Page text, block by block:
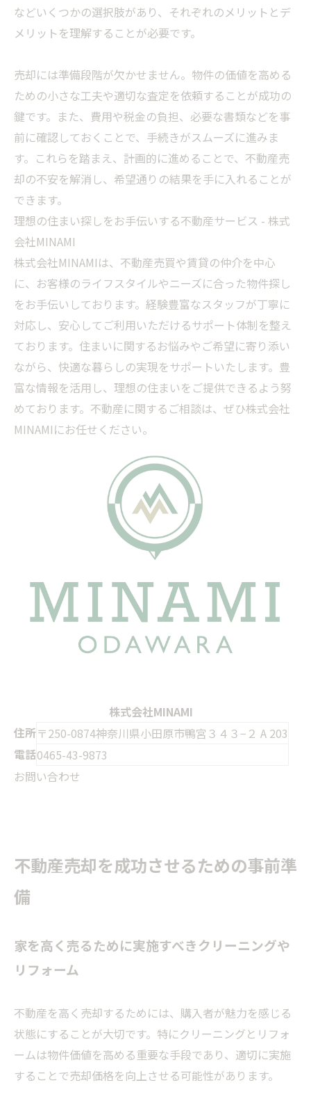
などいくつかの選択肢があり、それぞれのメリットとデ
メリットを理解することが必要です。
売却には準備段階が欠かせません。物件の価値を高める
ための小さな工夫や適切な査定を依頼することが成功の
鍵です。また、費用や税金の負担、必要な書類などを事
前に確認しておくことで、手続きがスムーズに進みま
す。これらを踏まえ、計画的に進めることで、不動産売
却の不安を解消し、希望通りの結果を手に入れることが
できます。
理想の住まい探しをお手伝いする不動産サービス - 株式
会社MINAMI
株式会社MINAMIは、不動産売買や賃貸の仲介を中心
に、お客様のライフスタイルやニーズに合った物件探し
をお手伝いしております。経験豊富なスタッフが丁寧に
対応し、安心してご利用いただけるサポート体制を整え
ております。住まいに関するお悩みやご希望に寄り添い
ながら、快適な暮らしの実現をサポートいたします。豊
富な情報を活用し、理想の住まいをご提供できるよう努
めております。不動産に関するご相談は、ぜひ株式会社
MINAMIにお任せください。
株式会社MINAMI
住所〒250-0874神奈川県小田原市鴨宮３４３−２ A 203
電話0465-43-9873
お問い合わせ
不動産売却を成功させるための事前準
備
家を高く売るために実施すべきクリーニングや
リフォーム
不動産を高く売却するためには、購入者が魅力を感じる
状態にすることが大切です。特にクリーニングとリフォ
ームは物件価値を高める重要な手段であり、適切に実施
することで売却価格を向上させる可能性があります。